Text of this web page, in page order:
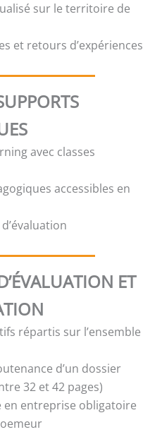
sur le territoire de
et retours d’expériences
avec classes
accessibles en
ET
répartis sur l’ensemble
d’un dossier
32 et 42 pages)
en entreprise obligatoire